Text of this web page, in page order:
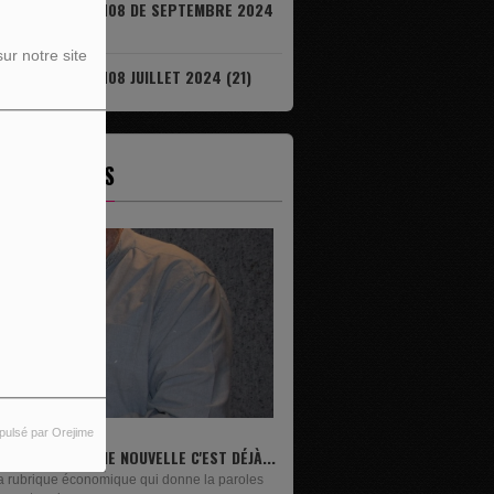
notre site
par Orejime
IL EST DÉJÀ 08H08 DE SEPTEMBRE 2024
IL EST DÉJÀ 08H08 JUILLET 2024 (21)
LES ÉMISSIONS
lundi sur deux, Maxime Janssens vous